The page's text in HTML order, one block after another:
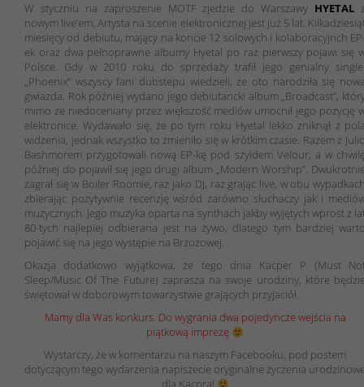
W styczniu na zaproszenie MOTF zjedzie do Warszawy HYETAL
nowym live’em. Artysta na scenie elektronicznej jest już 5 lat.
miesięcy od debiutu, mający na koncie 12 solowych i kolaboracyjnch
ek oraz dwa pełnoprawne albumy Hyetal po raz pierwszy pojawi się
Polsce. Gdy w 2010 roku do sprzedaży trafił jego genialny
„Phoenix” wszyscy fani dubstepu wiedzieli, że oto narodziła się
gwiazda. Rok później wydano jego debiutancki album „Broadcast”,
mimo że niedoceniany przez większość mediów umocnił jego pozycję
elektronice. Wydawało się, że po tym roku Hyetal lekko zniknął z
widzenia, jednak wszystko to zmieniło się w krótkim czasie. Razem z
Bashmorem przygotowali nową EP-kę pod szyldem Velour, a w
później do pojawił się jego drugi album „Modern Worship”.
zagrał się w Boiler Roomie, raz jako DJ, raz grając live, w obu
zbierając pozytywnie recenzję wśród zarówno słuchaczy jak i
muzycznych. Jego muzyka oparta na synthach jakby wyjętych wprost z
80-tych najlepiej odbierana jest na żywo, dlatego tym bardziej
pojawić się na jego występie na Brzozowej.
Okazja dodatkowo wyjątkowa, że tego dnia Kacper P (Must
Sleep/Music Of The Future) zaprasza na swoje urodziny, które
świętował w doborowym towarzystwie grających przyjaciół.
Mamy dla Was konkurs. Do wygrania dwa pojedyncze wejścia na
piątkową imprezę
Wystarczy, że w komentarzu na naszym Facebooku, pod postem
dotyczącym tego wydarzenia napiszecie oryginalne życzenia
dla Kacpra!